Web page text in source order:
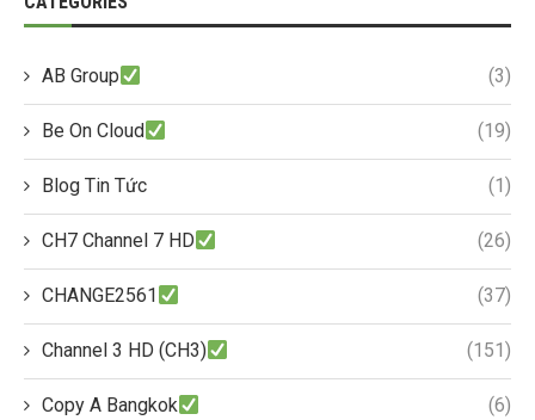
AB Group (3)
Be On Cloud (19)
Blog Tin Tức (1)
CH7 Channel 7 HD (26)
CHANGE2561 (37)
Channel 3 HD (CH3) (151)
Copy A Bangkok (6)